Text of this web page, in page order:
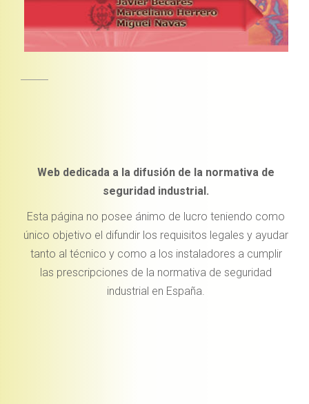
Web dedicada a la difusión de la normativa de
seguridad industrial.
Esta página no posee ánimo de lucro teniendo como
único objetivo el difundir los requisitos legales y ayudar
tanto al técnico y como a los instaladores a cumplir
las prescripciones de la normativa de seguridad
industrial en España.